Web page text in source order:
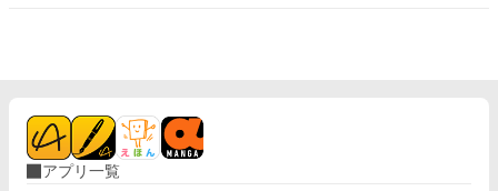
れちゃったり……いやいやちょっと待て。魔王様、主神様、まさ
かアンタらも？ ……ってあれ、なんかめちゃくちゃ囲われてな
い？？ ――― 病弱ならどうせすぐ死ぬかー。ならちょっとばかし
アプリ一覧